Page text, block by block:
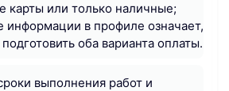
карты или только наличные;
информации в профиле означает,
оба варианта оплаты.
выполнения работ и